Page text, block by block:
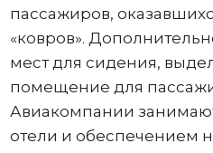
пассажиров,
«ковров».
мест для сидения,
помещение для
Авиакомпании
отели и обеспечением